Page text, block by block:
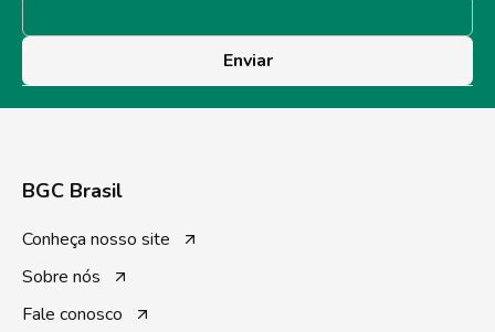
Enviar
BGC Brasil
Conheça nosso site
Sobre nós
Fale conosco